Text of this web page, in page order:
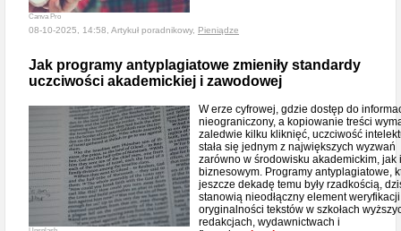
Canva Pro
08-10-2025, 14:58, Artykuł poradnikowy, Pieniądze
Jak programy antyplagiatowe zmieniły standardy
uczciwości akademickiej i zawodowej
W erze cyfrowej, gdzie dostęp do
nieograniczony, a kopiowanie treści
zaledwie kilku kliknięć, uczciwość
stała się jednym z największych wyzwań
zarówno w środowisku akademickim, jak i
biznesowym. Programy antyplagiatowe,
jeszcze dekadę temu były rzadkością,
stanowią nieodłączny element weryfikacji
oryginalności tekstów w szkołach
redakcjach, wydawnictwach i